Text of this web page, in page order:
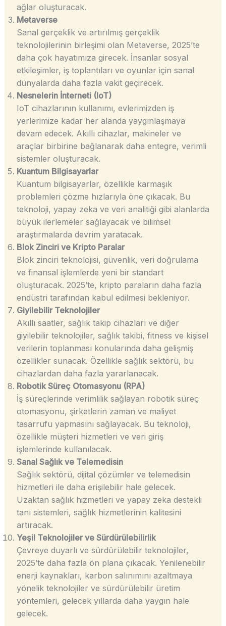
ağlar oluşturacak.
Metaverse
Sanal gerçeklik ve artırılmış gerçeklik
teknolojilerinin birleşimi olan Metaverse, 2025’te
daha çok hayatımıza girecek. İnsanlar sosyal
etkileşimler, iş toplantıları ve oyunlar için sanal
dünyalarda daha fazla vakit geçirecek.
Nesnelerin İnterneti (IoT)
IoT cihazlarının kullanımı, evlerimizden iş
yerlerimize kadar her alanda yaygınlaşmaya
devam edecek. Akıllı cihazlar, makineler ve
araçlar birbirine bağlanarak daha entegre, verimli
sistemler oluşturacak.
Kuantum Bilgisayarlar
Kuantum bilgisayarlar, özellikle karmaşık
problemleri çözme hızlarıyla öne çıkacak. Bu
teknoloji, yapay zeka ve veri analitiği gibi alanlarda
büyük ilerlemeler sağlayacak ve bilimsel
araştırmalarda devrim yaratacak.
Blok Zinciri ve Kripto Paralar
Blok zinciri teknolojisi, güvenlik, veri doğrulama
ve finansal işlemlerde yeni bir standart
oluşturacak. 2025’te, kripto paraların daha fazla
endüstri tarafından kabul edilmesi bekleniyor.
Giyilebilir Teknolojiler
Akıllı saatler, sağlık takip cihazları ve diğer
giyilebilir teknolojiler, sağlık takibi, fitness ve kişisel
verilerin toplanması konularında daha gelişmiş
özellikler sunacak. Özellikle sağlık sektörü, bu
cihazlardan daha fazla yararlanacak.
Robotik Süreç Otomasyonu (RPA)
İş süreçlerinde verimlilik sağlayan robotik süreç
otomasyonu, şirketlerin zaman ve maliyet
tasarrufu yapmasını sağlayacak. Bu teknoloji,
özellikle müşteri hizmetleri ve veri giriş
işlemlerinde kullanılacak.
Sanal Sağlık ve Telemedisin
Sağlık sektörü, dijital çözümler ve telemedisin
hizmetleri ile daha erişilebilir hale gelecek.
Uzaktan sağlık hizmetleri ve yapay zeka destekli
tanı sistemleri, sağlık hizmetlerinin kalitesini
artıracak.
Yeşil Teknolojiler ve Sürdürülebilirlik
Çevreye duyarlı ve sürdürülebilir teknolojiler,
2025’te daha fazla ön plana çıkacak. Yenilenebilir
enerji kaynakları, karbon salınımını azaltmaya
yönelik teknolojiler ve sürdürülebilir üretim
yöntemleri, gelecek yıllarda daha yaygın hale
gelecek.